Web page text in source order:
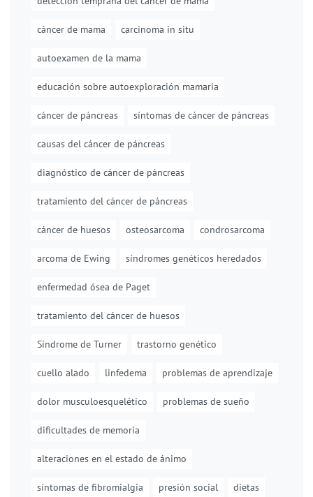
cáncer de mama carcinoma in situ
autoexamen de la mama
educación sobre autoexploración mamaria
cáncer de páncreas síntomas de cáncer de páncreas
causas del cáncer de páncreas
diagnóstico de cáncer de páncreas
tratamiento del cáncer de páncreas
cáncer de huesos osteosarcoma condrosarcoma
arcoma de Ewing síndromes genéticos heredados
enfermedad ósea de Paget
tratamiento del cáncer de huesos
Síndrome de Turner trastorno genético
cuello alado linfedema problemas de aprendizaje
dolor musculoesquelético problemas de sueño
dificultades de memoria
alteraciones en el estado de ánimo
síntomas de fibromialgia presión social dietas